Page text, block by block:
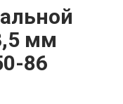
мм
86